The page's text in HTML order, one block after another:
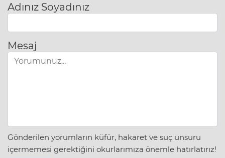
Adınız Soyadınız
Mesaj
Gönderilen yorumların küfür, hakaret ve suç unsuru
içermemesi gerektiğini okurlarımıza önemle hatırlatırız!